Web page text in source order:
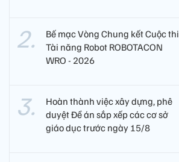
Bế mạc Vòng Chung kết Cuộc thi
Tài năng Robot ROBOTACON
WRO - 2026
Hoàn thành việc xây dựng, phê
duyệt Đề án sắp xếp các cơ sở
giáo dục trước ngày 15/8